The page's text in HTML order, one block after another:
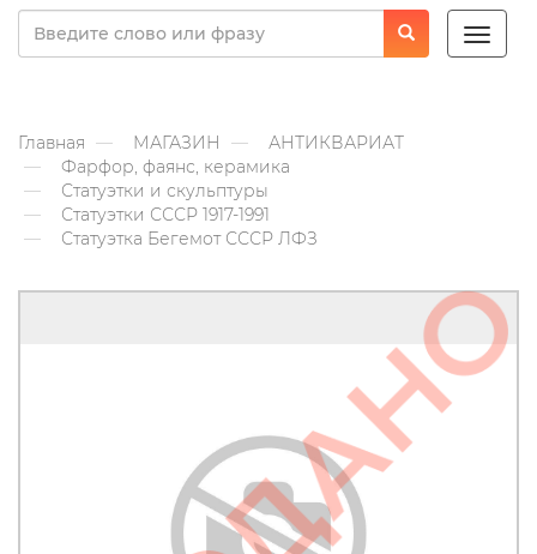
Toggle
Главная МАГАЗИН
АНТИКВАРИАТ
Фарфор, фаянс, керамика
Статуэтки и скульптуры
Статуэтки СССР 1917-1991
Статуэтка Бегемот СССР ЛФЗ